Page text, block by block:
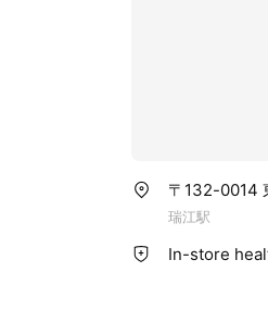
〒132-0014
瑞江駅
In-store